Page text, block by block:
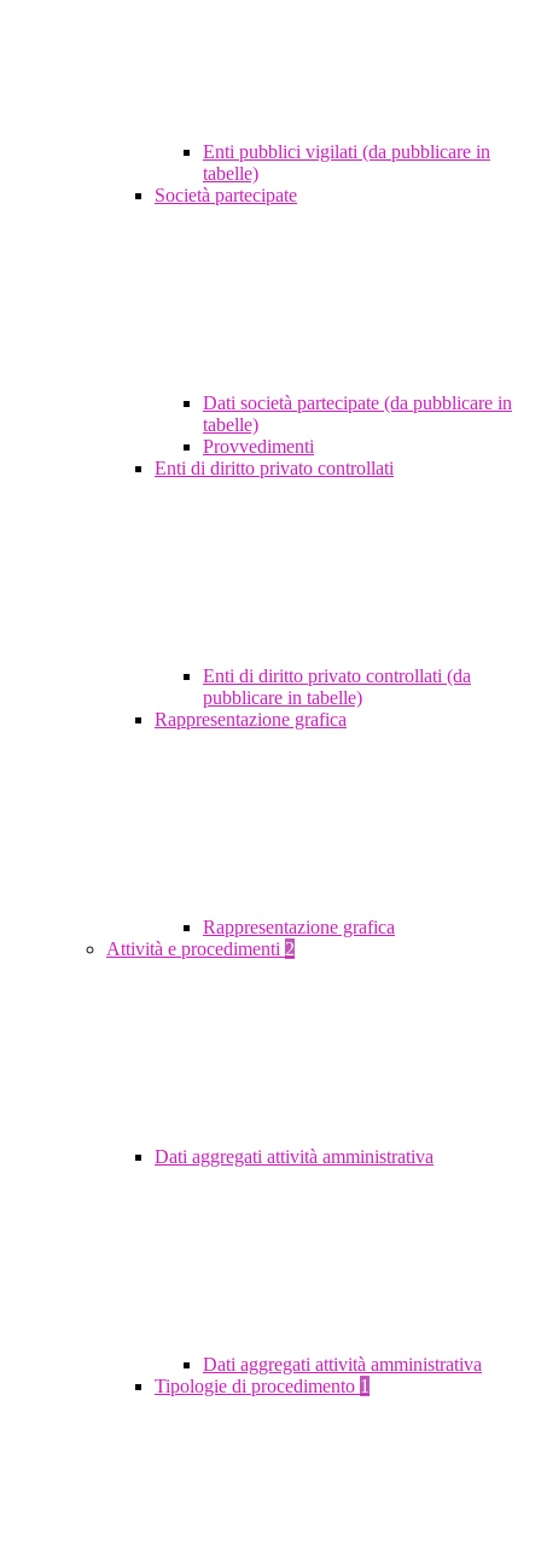
Enti pubblici vigilati (da pubblicare in
tabelle)
Società partecipate
Dati società partecipate (da pubblicare in
tabelle)
Provvedimenti
Enti di diritto privato controllati
Enti di diritto privato controllati (da
pubblicare in tabelle)
Rappresentazione grafica
Rappresentazione grafica
Attività e procedimenti 2
Dati aggregati attività amministrativa
Dati aggregati attività amministrativa
Tipologie di procedimento 1